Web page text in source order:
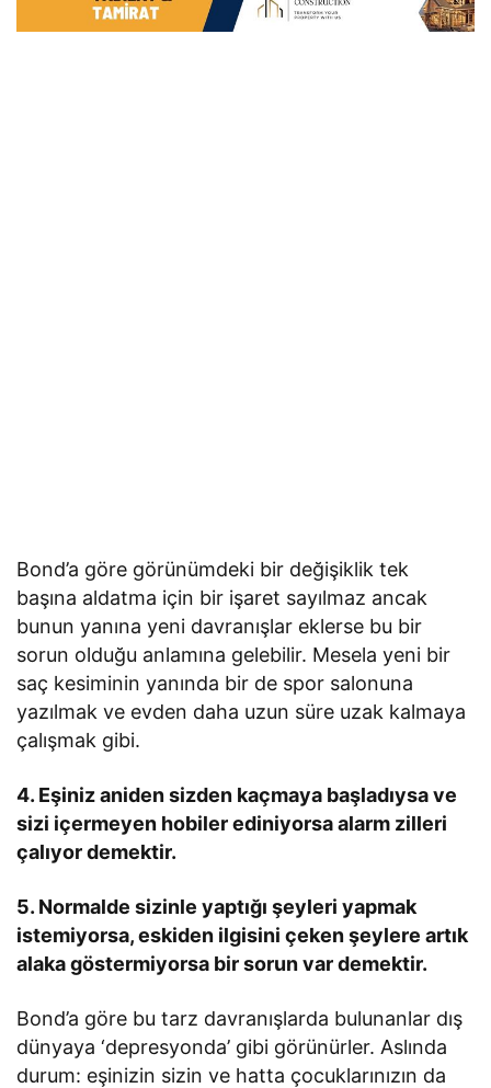
Bond’a göre görünümdeki bir değişiklik tek
başına aldatma için bir işaret sayılmaz ancak
bunun yanına yeni davranışlar eklerse bu bir
sorun olduğu anlamına gelebilir. Mesela yeni bir
saç kesiminin yanında bir de spor salonuna
yazılmak ve evden daha uzun süre uzak kalmaya
çalışmak gibi.
4. Eşiniz aniden sizden kaçmaya başladıysa ve
sizi içermeyen hobiler ediniyorsa alarm zilleri
çalıyor demektir.
5. Normalde sizinle yaptığı şeyleri yapmak
istemiyorsa, eskiden ilgisini çeken şeylere artık
alaka göstermiyorsa bir sorun var demektir.
Bond’a göre bu tarz davranışlarda bulunanlar dış
dünyaya ‘depresyonda’ gibi görünürler. Aslında
durum: eşinizin sizin ve hatta çocuklarınızın da